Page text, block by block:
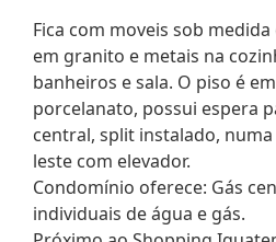
Fica com moveis sob
em granito e metais na
banheiros e sala. O piso é
porcelanato, possui espera
central, split instalado,
leste com elevador.
Condomínio oferece: Gás
individuais de água e gás.